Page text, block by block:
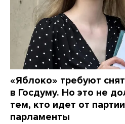
«Яблоко» требуют
в Госдуму. Но это не
тем, кто идет от
парламенты